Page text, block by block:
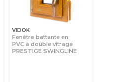
VIDOK
Fenêtre battante en
PVC à double vitrage
PRESTIGE SWINGLINE